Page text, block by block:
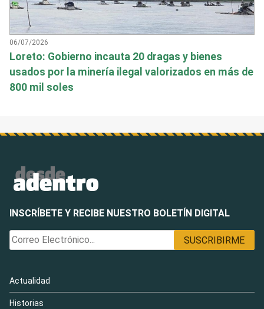
06/07/2026
Loreto: Gobierno incauta 20 dragas y bienes
usados por la minería ilegal valorizados en más de
800 mil soles
INSCRÍBETE Y RECIBE NUESTRO BOLETÍN DIGITAL
Actualidad
Historias